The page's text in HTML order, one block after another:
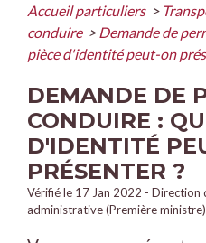
Accueil particuliers >
conduire > Demande de
pièce d'identité peut-on
DEMANDE DE
CONDUIRE :
D'IDENTITÉ
PRÉSENTER ?
Vérifié le 17 Jan 2022 -
administrative (Première ministre)